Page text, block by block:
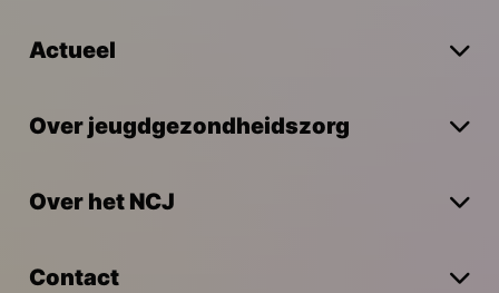
Actueel
Over jeugdgezondheidszorg
Over het NCJ
Contact